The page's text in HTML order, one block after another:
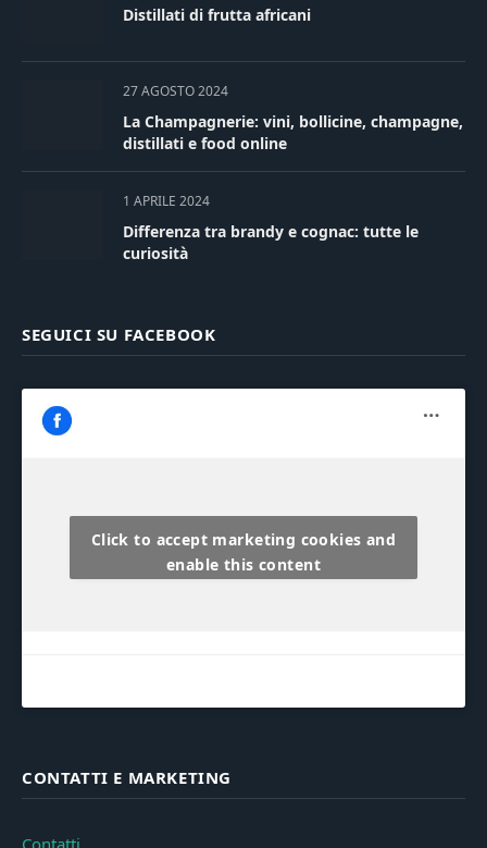
Distillati di frutta africani
27 AGOSTO 2024
La Champagnerie: vini, bollicine, champagne,
distillati e food online
1 APRILE 2024
Differenza tra brandy e cognac: tutte le
curiosità
SEGUICI SU FACEBOOK
Click to accept marketing cookies and
enable this content
CONTATTI E MARKETING